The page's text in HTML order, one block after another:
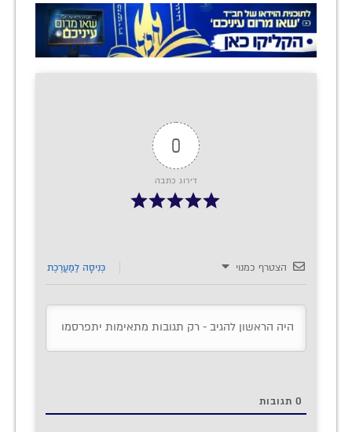
0
דירוג כתבה
הצטרף כמנוי כְּנִיסָה לַמַעֲרֶכֶת
0 תגובות